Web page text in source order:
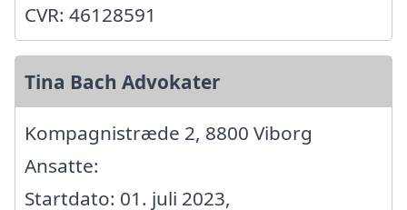
CVR: 46128591
Tina Bach Advokater
Kompagnistræde 2, 8800 Viborg
Ansatte:
Startdato: 01. juli 2023,